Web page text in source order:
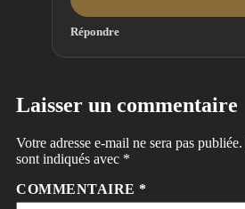
Répondre
Laisser un commentaire
Votre adresse e-mail ne sera pas publiée.
sont indiqués avec *
COMMENTAIRE *